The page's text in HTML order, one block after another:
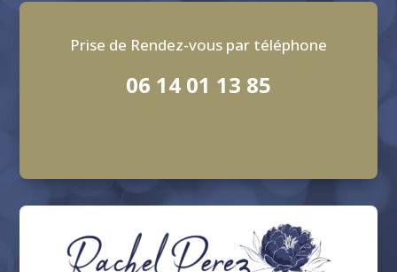
Prise de Rendez-vous par téléphone
06 14 01 13 85